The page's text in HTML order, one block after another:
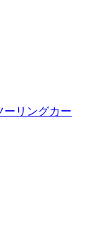
ーリングカー